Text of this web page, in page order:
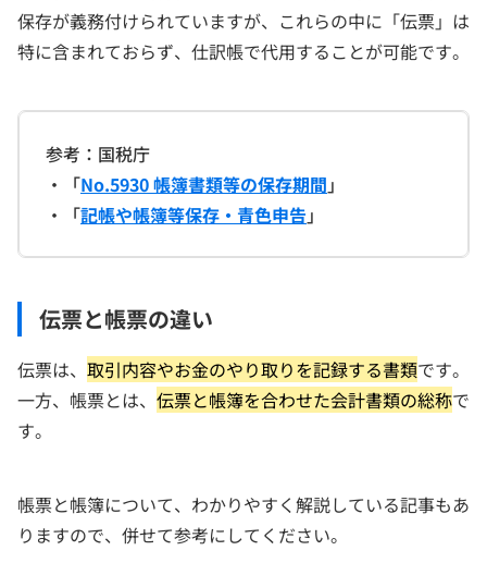
保存が義務付けられていますが、これらの中に「伝票」は
特に含まれておらず、仕訳帳で代用することが可能です。
参考：国税庁
・「No.5930 帳簿書類等の保存期間 」
・「記帳や帳簿等保存・青色申告 」
伝票と帳票の違い
伝票は、 取引内容やお金のやり取りを記録する書類です。
一方、帳票とは、 伝票と帳簿を合わせた会計書類の総称で
す。
帳票と帳簿について、わかりやすく解説している記事もあ
りますので、併せて参考にしてください。